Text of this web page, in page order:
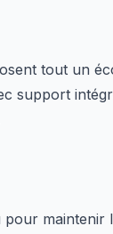
tout un
support
maintenir